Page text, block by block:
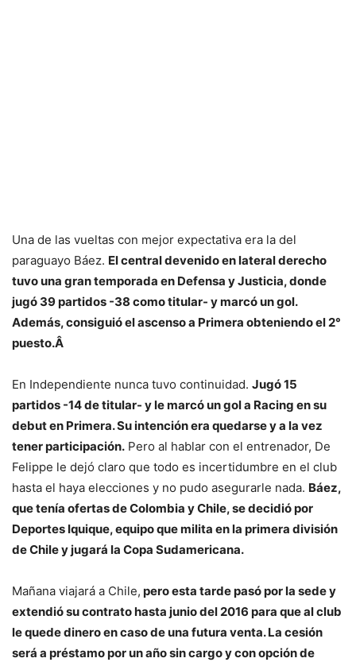
Una de las vueltas con mejor expectativa era la del
paraguayo Báez. El central devenido en lateral derecho
tuvo una gran temporada en Defensa y Justicia, donde
jugó 39 partidos -38 como titular- y marcó un gol.
Además, consiguió el ascenso a Primera obteniendo el 2°
puesto.Â
En Independiente nunca tuvo continuidad. Jugó 15
partidos -14 de titular- y le marcó un gol a Racing en su
debut en Primera. Su intención era quedarse y a la vez
tener participación. Pero al hablar con el entrenador, De
Felippe le dejó claro que todo es incertidumbre en el club
hasta el haya elecciones y no pudo asegurarle nada. Báez,
que tenía ofertas de Colombia y Chile, se decidió por
Deportes Iquique, equipo que milita en la primera división
de Chile y jugará la Copa Sudamericana.
Mañana viajará a Chile, pero esta tarde pasó por la sede y
extendió su contrato hasta junio del 2016 para que al club
le quede dinero en caso de una futura venta. La cesión
será a préstamo por un año sin cargo y con opción de